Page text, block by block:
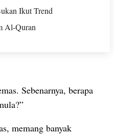
Ikut Trend
Al-Quran
Sebenarnya, berapa
memang banyak